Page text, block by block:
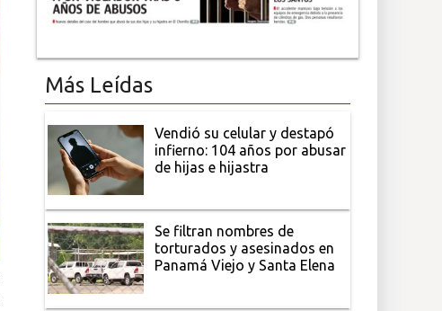
Más Leídas
Vendió su celular y destapó
infierno: 104 años por abusar
de hijas e hijastra
Se filtran nombres de
torturados y asesinados en
Panamá Viejo y Santa Elena